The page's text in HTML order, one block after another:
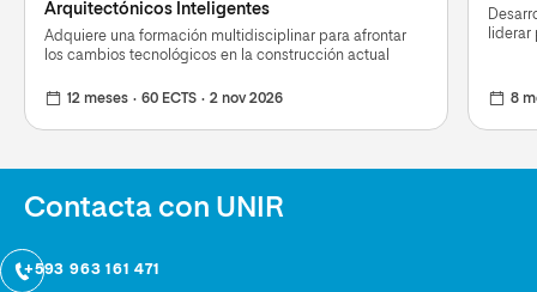
Arquitectónicos Inteligentes
Adquiere una formación multidisciplinar para afrontar
los cambios tecnológicos en la construcción actual
12 meses 60 ECTS 2 nov 2026
liderar
8
Contacta con UNIR
+593 963 161 471